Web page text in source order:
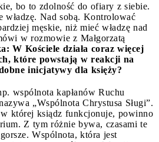
bo to zdolność do ofiary z siebie.
władzę. Nad sobą. Kontrolować
męskie, niż mieć władzę nad
w rozmowie z Małgorzatą
W Kościele działa coraz więcej
które powstają w reakcji na
inicjatywy dla księży?
wspólnota kapłanów Ruchu
„Wspólnota Chrystusa Sługi”.
której ksiądz funkcjonuje, powinno
Z tym różnie bywa, czasami te
Wspólnota, która jest